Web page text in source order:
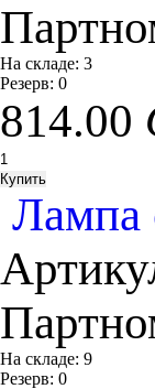
На складе: 3
Резерв: 0
814.00
Лампа
На складе: 9
Резерв: 0